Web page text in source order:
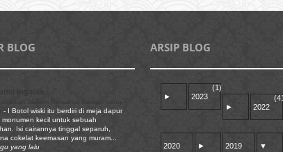
BLOG
- I Botol wiski itu berdiri di meja dapur
monumen kecil untuk sebuah
Isi cairannya tinggal separuh,
cokelat keemasan yang muram...
yang lalu
ARSIP BLOG
► 2023
(1)
► 2022
2020 ► 2019 ▼